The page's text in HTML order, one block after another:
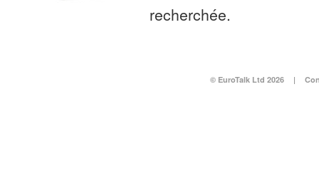
recherchée.
© EuroTalk Ltd 2026 |